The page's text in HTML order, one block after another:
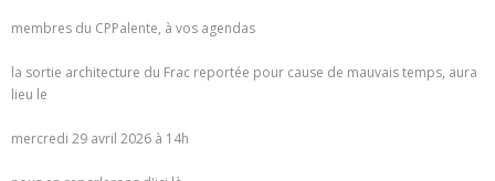
membres du CPPalente, à vos agendas
la sortie architecture du Frac reportée pour cause de mauvais temps, aura
lieu le
mercredi 29 avril 2026 à 14h